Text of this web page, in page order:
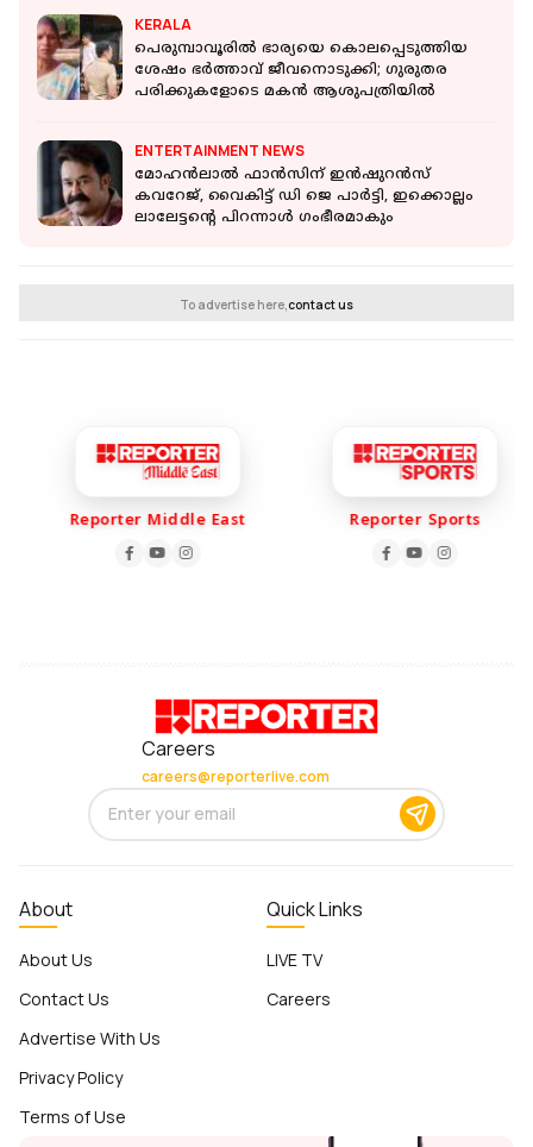
KERALA
പെരുമ്പാവൂരില്‍ ഭാര്യയെ കൊലപ്പെടുത്തിയ
ശേഷം ഭര്‍ത്താവ് ജീവനൊടുക്കി; ഗുരുതര
പരിക്കുകളോടെ മകന്‍ ആശുപത്രിയില്‍
ENTERTAINMENT NEWS
മോഹൻലാൽ ഫാൻസിന് ഇൻഷുറൻസ്
കവറേജ്, വൈകിട്ട് ഡി ജെ പാർട്ടി, ഇക്കൊല്ലം
ലാലേട്ടന്റെ പിറന്നാൾ ഗംഭീരമാകും
To advertise here,contact us
Reporter Middle East Reporter Sports
Careers
careers@reporterlive.com
About
About Us
Contact Us
Advertise With Us
Privacy Policy
Terms of Use
Quick Links
LIVE TV
Careers